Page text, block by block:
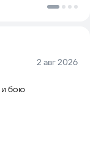
Дата:
2 авг 2026